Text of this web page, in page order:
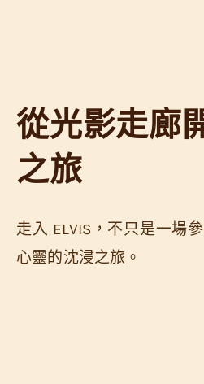
從光影走廊
之旅
走入 ELVIS，不只是一場
心靈的沈浸之旅。